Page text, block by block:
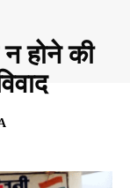
न होने की